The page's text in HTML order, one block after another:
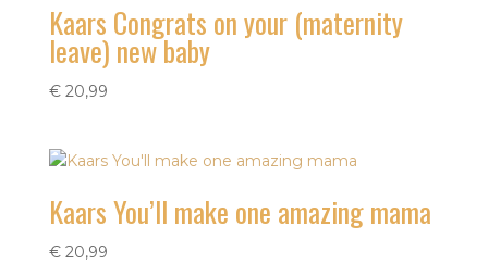
Kaars Congrats on your (maternity
leave) new baby
€20,99
Kaars You’ll make one amazing mama
€20,99